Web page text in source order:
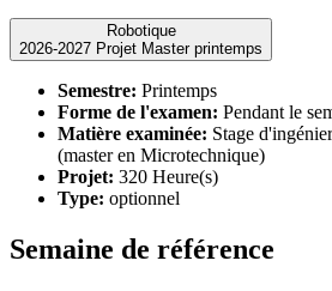
Robotique
2026-2027 Projet Master printemps
Semestre: Printemps
Forme de l'examen: Pendant le
Matière examinée: Stage
(master en Microtechnique)
Projet: 320 Heure(s)
Type: optionnel
Semaine de référence